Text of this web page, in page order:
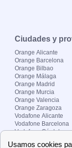
Ciudades y
Orange Alicante
Orange Barcelona
Orange Bilbao
Orange Málaga
Orange Madrid
Orange Murcia
Orange Valencia
Orange Zaragoza
Vodafone Alicante
Vodafone Barcelona
Vodafone Córdoba